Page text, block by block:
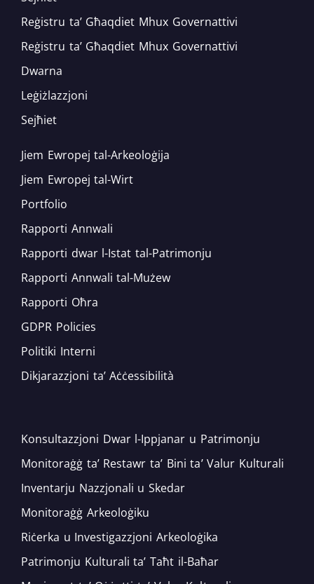
Reġistru ta’ Għaqdiet Mhux Governattivi
Reġistru ta’ Għaqdiet Mhux Governattivi
Dwarna
Leġiżlazzjoni
Sejħiet
Jiem Ewropej tal-Arkeoloġija
Jiem Ewropej tal-Wirt
Portfolio
Rapporti Annwali
Rapporti dwar l-Istat tal-Patrimonju
Rapporti Annwali tal-Mużew
Rapporti Oħra
GDPR Policies
Politiki Interni
Dikjarazzjoni ta’ Aċċessibilità
Konsultazzjoni Dwar l-Ippjanar u Patrimonju
Monitoraġġ ta’ Restawr ta’ Bini ta’ Valur Kulturali
Inventarju Nazzjonali u Skedar
Monitoraġġ Arkeoloġiku
Riċerka u Investigazzjoni Arkeoloġika
Patrimonju Kulturali ta’ Taħt il-Baħar